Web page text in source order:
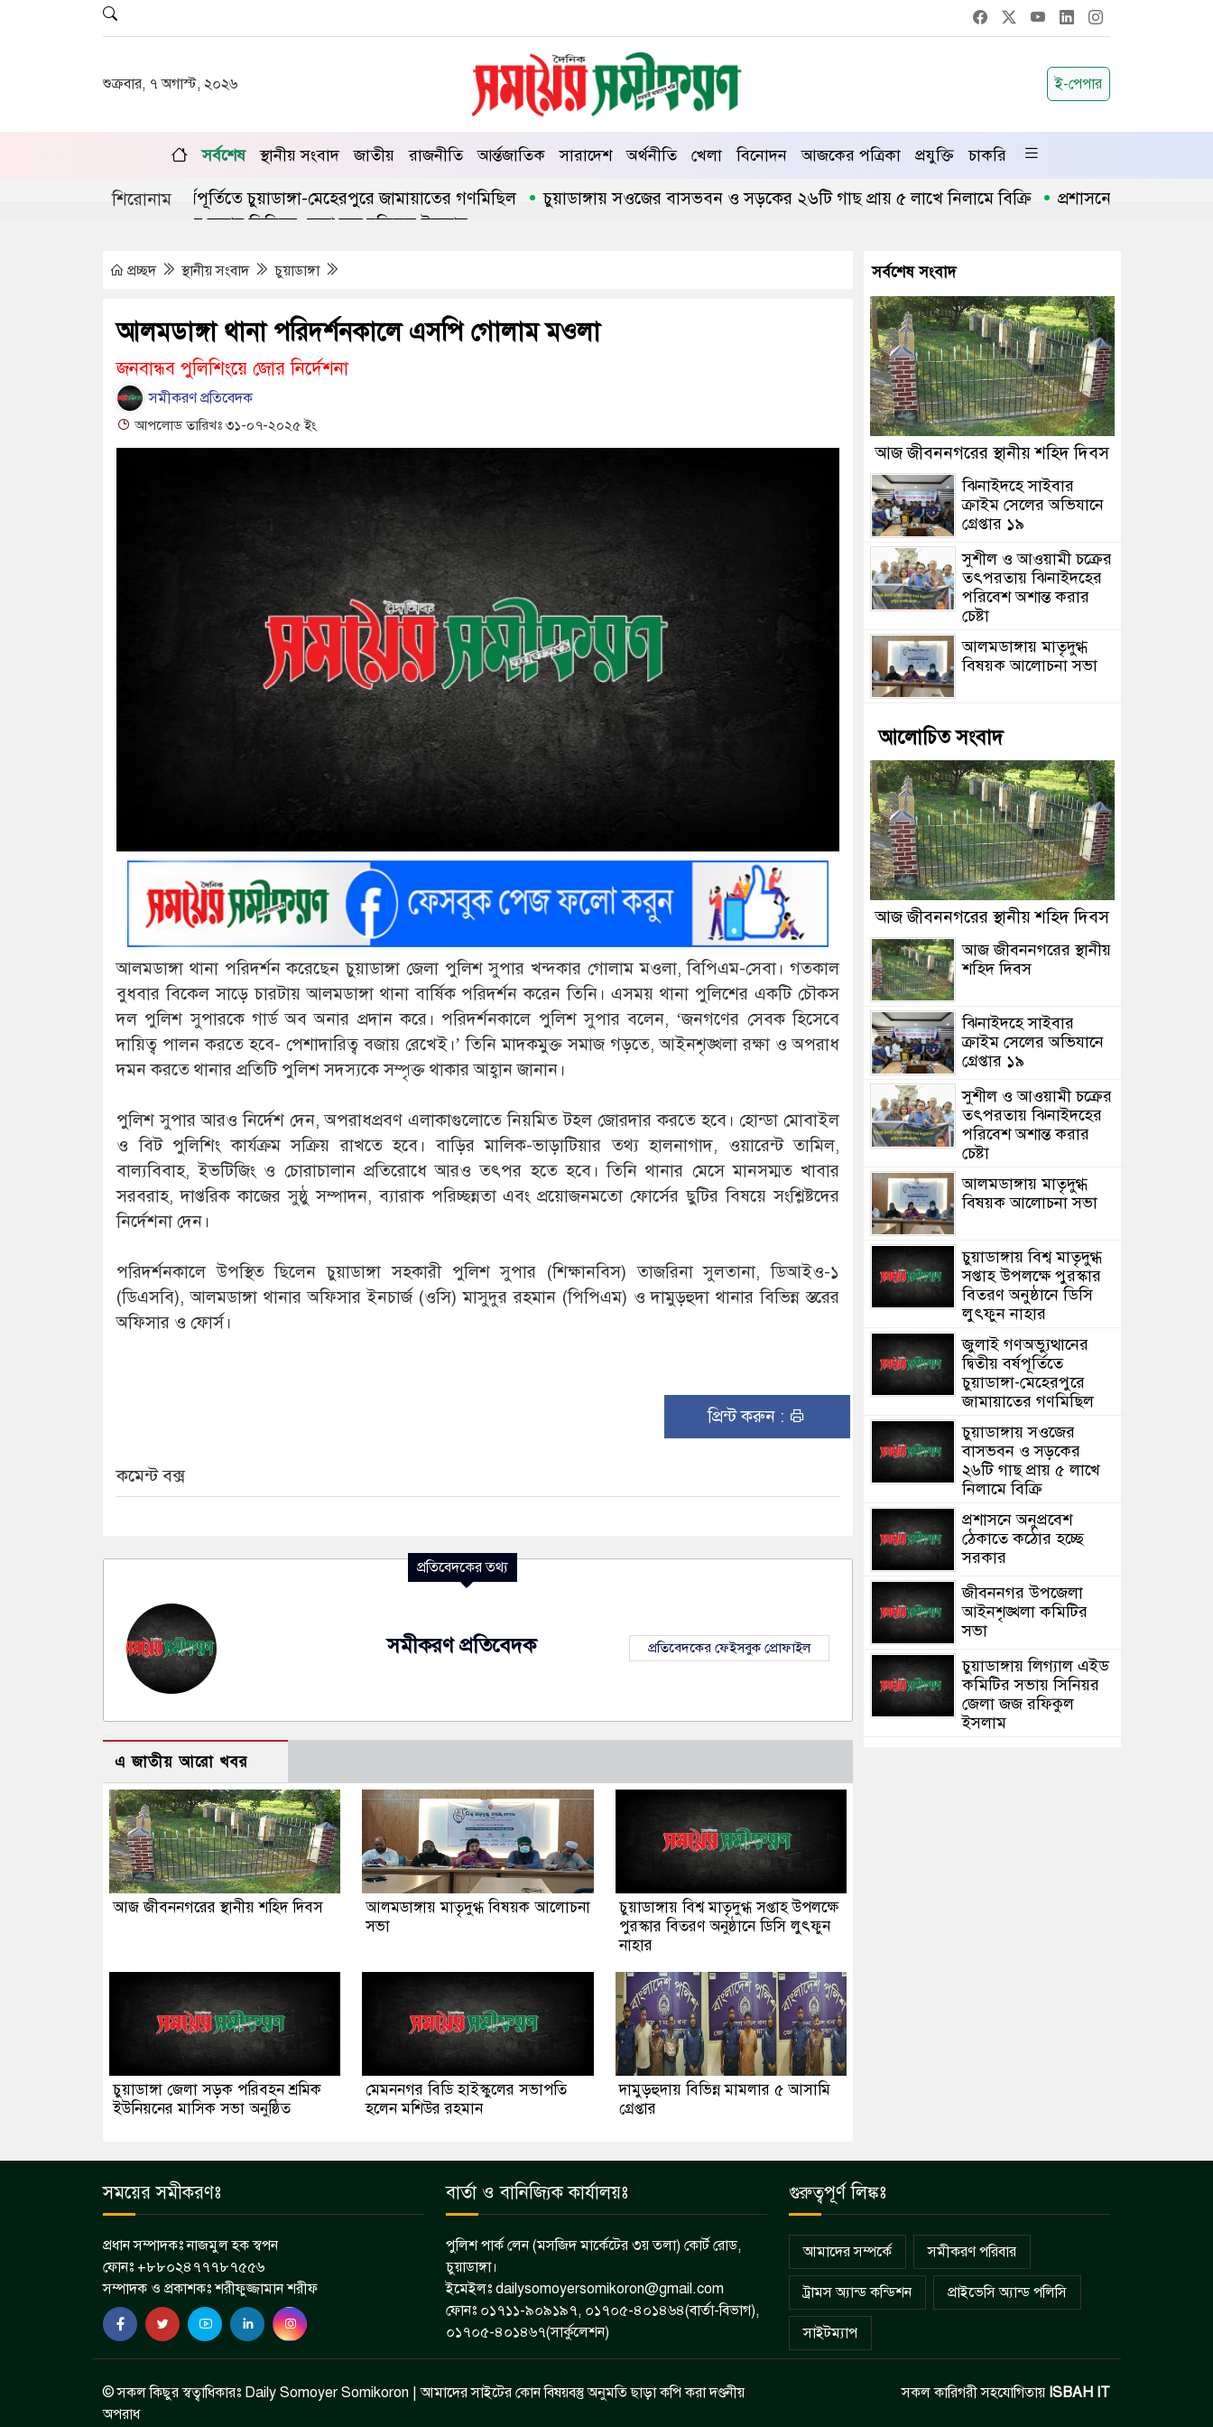
শুক্রবার, ৭ অগাস্ট, ২০২৬ ই-পেপার
সর্বশেষ স্থানীয় সংবাদ জাতীয় রাজনীতি আর্ন্তজাতিক সারাদেশ অর্থনীতি খেলা বিনোদন আজকের পত্রিকা প্রযুক্তি চাকরি
শিরোনাম
দ্বিতীয় বর্ষপূর্তিতে চুয়াডাঙ্গা-মেহেরপুরে জামায়াতের গণমিছিল চুয়াডাঙ্গায় সওজের বাসভবন ও সড়কের ২৬টি গাছ প্রায় ৫ লাখে নিলামে বিক্রি
প্রশাসনে অনুপ্রবেশ ঠেকাতে
লিগ্যাল এইড কমিটির সভায় সিনিয়র জেলা জজ রফিকুল ইসলাম
প্রচ্ছদ স্থানীয় সংবাদ চুয়াডাঙ্গা
আলমডাঙ্গা থানা পরিদর্শনকালে এসপি গোলাম মওলা
জনবান্ধব পুলিশিংয়ে জোর নির্দেশনা
সমীকরণ প্রতিবেদক
আপলোড তারিখঃ ৩১-০৭-২০২৫ ইং
আলমডাঙ্গা থানা পরিদর্শন করেছেন চুয়াডাঙ্গা জেলা পুলিশ সুপার খন্দকার গোলাম মওলা, বিপিএম-সেবা। গতকাল
বুধবার বিকেল সাড়ে চারটায় আলমডাঙ্গা থানা বার্ষিক পরিদর্শন করেন তিনি। এসময় থানা পুলিশের একটি চৌকস
দল পুলিশ সুপারকে গার্ড অব অনার প্রদান করে। পরিদর্শনকালে পুলিশ সুপার বলেন, ‘জনগণের সেবক হিসেবে
দায়িত্ব পালন করতে হবে- পেশাদারিত্ব বজায় রেখেই।’ তিনি মাদকমুক্ত সমাজ গড়তে, আইনশৃঙ্খলা রক্ষা ও অপরাধ
দমন করতে থানার প্রতিটি পুলিশ সদস্যকে সম্পৃক্ত থাকার আহ্বান জানান।
পুলিশ সুপার আরও নির্দেশ দেন, অপরাধপ্রবণ এলাকাগুলোতে নিয়মিত টহল জোরদার করতে হবে। হোন্ডা মোবাইল
ও বিট পুলিশিং কার্যক্রম সক্রিয় রাখতে হবে। বাড়ির মালিক-ভাড়াটিয়ার তথ্য হালনাগাদ, ওয়ারেন্ট তামিল,
বাল্যবিবাহ, ইভটিজিং ও চোরাচালান প্রতিরোধে আরও তৎপর হতে হবে। তিনি থানার মেসে মানসম্মত খাবার
সরবরাহ, দাপ্তরিক কাজের সুষ্ঠু সম্পাদন, ব্যারাক পরিচ্ছন্নতা এবং প্রয়োজনমতো ফোর্সের ছুটির বিষয়ে সংশ্লিষ্টদের
নির্দেশনা দেন।
পরিদর্শনকালে উপস্থিত ছিলেন চুয়াডাঙ্গা সহকারী পুলিশ সুপার (শিক্ষানবিস) তাজরিনা সুলতানা, ডিআইও-১
(ডিএসবি), আলমডাঙ্গা থানার অফিসার ইনচার্জ (ওসি) মাসুদুর রহমান (পিপিএম) ও দামুড়হুদা থানার বিভিন্ন স্তরের
অফিসার ও ফোর্স।
প্রিন্ট করুন :
কমেন্ট বক্স
প্রতিবেদকের তথ্য
সমীকরণ প্রতিবেদক প্রতিবেদকের ফেইসবুক প্রোফাইল
এ জাতীয় আরো খবর
আজ জীবননগরের স্থানীয় শহিদ দিবস
আলমডাঙ্গায় মাতৃদুগ্ধ বিষয়ক আলোচনা
সভা
চুয়াডাঙ্গায় বিশ্ব মাতৃদুগ্ধ সপ্তাহ উপলক্ষে
পুরস্কার বিতরণ অনুষ্ঠানে ডিসি লুৎফুন
নাহার
চুয়াডাঙ্গা জেলা সড়ক পরিবহন শ্রমিক
ইউনিয়নের মাসিক সভা অনুষ্ঠিত
মেমননগর বিডি হাইস্কুলের সভাপতি
হলেন মশিউর রহমান
দামুড়হুদায় বিভিন্ন মামলার ৫ আসামি
গ্রেপ্তার
সর্বশেষ সংবাদ
আজ জীবননগরের স্থানীয় শহিদ দিবস
ঝিনাইদহে সাইবার
ক্রাইম সেলের অভিযানে
গ্রেপ্তার ১৯
সুশীল ও আওয়ামী চক্রের
তৎপরতায় ঝিনাইদহের
পরিবেশ অশান্ত করার
চেষ্টা
আলমডাঙ্গায় মাতৃদুগ্ধ
বিষয়ক আলোচনা সভা
আলোচিত সংবাদ
আজ জীবননগরের স্থানীয় শহিদ দিবস
আজ জীবননগরের স্থানীয়
শহিদ দিবস
ঝিনাইদহে সাইবার
ক্রাইম সেলের অভিযানে
গ্রেপ্তার ১৯
সুশীল ও আওয়ামী চক্রের
তৎপরতায় ঝিনাইদহের
পরিবেশ অশান্ত করার
চেষ্টা
আলমডাঙ্গায় মাতৃদুগ্ধ
বিষয়ক আলোচনা সভা
চুয়াডাঙ্গায় বিশ্ব মাতৃদুগ্ধ
সপ্তাহ উপলক্ষে পুরস্কার
বিতরণ অনুষ্ঠানে ডিসি
লুৎফুন নাহার
জুলাই গণঅভ্যুত্থানের
দ্বিতীয় বর্ষপূর্তিতে
চুয়াডাঙ্গা-মেহেরপুরে
জামায়াতের গণমিছিল
চুয়াডাঙ্গায় সওজের
বাসভবন ও সড়কের
২৬টি গাছ প্রায় ৫ লাখে
নিলামে বিক্রি
প্রশাসনে অনুপ্রবেশ
ঠেকাতে কঠোর হচ্ছে
সরকার
জীবননগর উপজেলা
আইনশৃঙ্খলা কমিটির
সভা
চুয়াডাঙ্গায় লিগ্যাল এইড
কমিটির সভায় সিনিয়র
জেলা জজ রফিকুল
ইসলাম
সময়ের সমীকরণঃ
প্রধান সম্পাদকঃ নাজমুল হক স্বপন
ফোনঃ +৮৮০২৪৭৭৭৮৭৫৫৬
সম্পাদক ও প্রকাশকঃ শরীফুজ্জামান শরীফ
বার্তা ও বানিজ্যিক কার্যালয়ঃ
পুলিশ পার্ক লেন (মসজিদ মার্কেটের ৩য় তলা) কোর্ট রোড,
চুয়াডাঙ্গা।
ইমেইলঃ dailysomoyersomikoron@gmail.com
ফোনঃ ০১৭১১-৯০৯১৯৭, ০১৭০৫-৪০১৪৬৪(বার্তা-বিভাগ),
০১৭০৫-৪০১৪৬৭(সার্কুলেশন)
গুরুত্বপূর্ণ লিঙ্কঃ
আমাদের সম্পর্কে সমীকরণ পরিবার
ট্রামস অ্যান্ড কন্ডিশন প্রাইভেসি অ্যান্ড পলিসি
সাইটম্যাপ
© সকল কিছুর স্বত্বাধিকারঃ Daily Somoyer Somikoron | আমাদের সাইটের কোন বিষয়বস্তু অনুমতি ছাড়া কপি করা দণ্ডনীয়
অপরাধ
সকল কারিগরী সহযোগিতায় ISBAH IT